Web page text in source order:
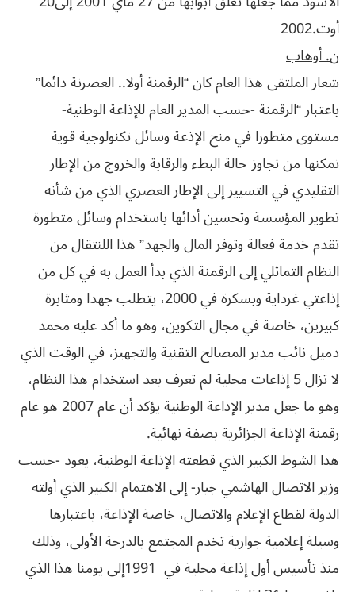
‬أوت‮ ‬2002‮.‬
ن‮. ‬أوهاب
شعار الملتقى هذا العام كان “الرقمنة أولا.. العصرنة دائما”
باعتبار “الرقمنة -حسب المدير العام للإذاعة الوطنية-
مستوى متطورا في منح الإذعة وسائل تكنولوجية قوية
تمكنها من تجاوز حالة البطء والرقابة والخروج من الإطار
التقليدي في التسيير إلى الإطار العصري الذي من شأنه
تطوير المؤسسة وتحسين أدائها باستخدام وسائل متطورة
تقدم خدمة فعالة وتوفر المال والجهد” هذا اللنتقال من
النظام التماثلي إلى الرقمنة الذي بدأ العمل به في كل من
إذاعتي غرداية وبسكرة في 2000، يتطلب جهدا ومثابرة
كبيرين، خاصة في مجال التكوين، وهو ما أكد عليه محمد
دميل نائب مدير المصالح التقنية والتجهيز، في الوقت الذي
لا تزال 5 إذاعات محلية لم تعرف بعد استخدام هذا النظام،
وهو ما جعل مدير الإذاعة الوطنية يؤكد أن عام 2007 هو عام
رقمنة الإذاعة الجزائرية بصفة نهائية.
هذا الشوط الكبير الذي قطعته الإذاعة الوطنية، يعود -حسب
وزير الاتصال الهاشمي جيار- إلى الاهتمام الكبير الذي أولته
الدولة لقطاع الإعلام والاتصال، خاصة الإذاعة، باعتبارها
وسيلة إعلامية جوارية تخدم المجتمع بالدرجة الأولى، وذلك